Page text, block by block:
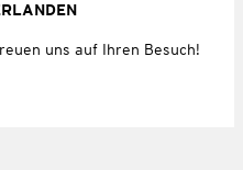
uns auf Ihren Besuch!